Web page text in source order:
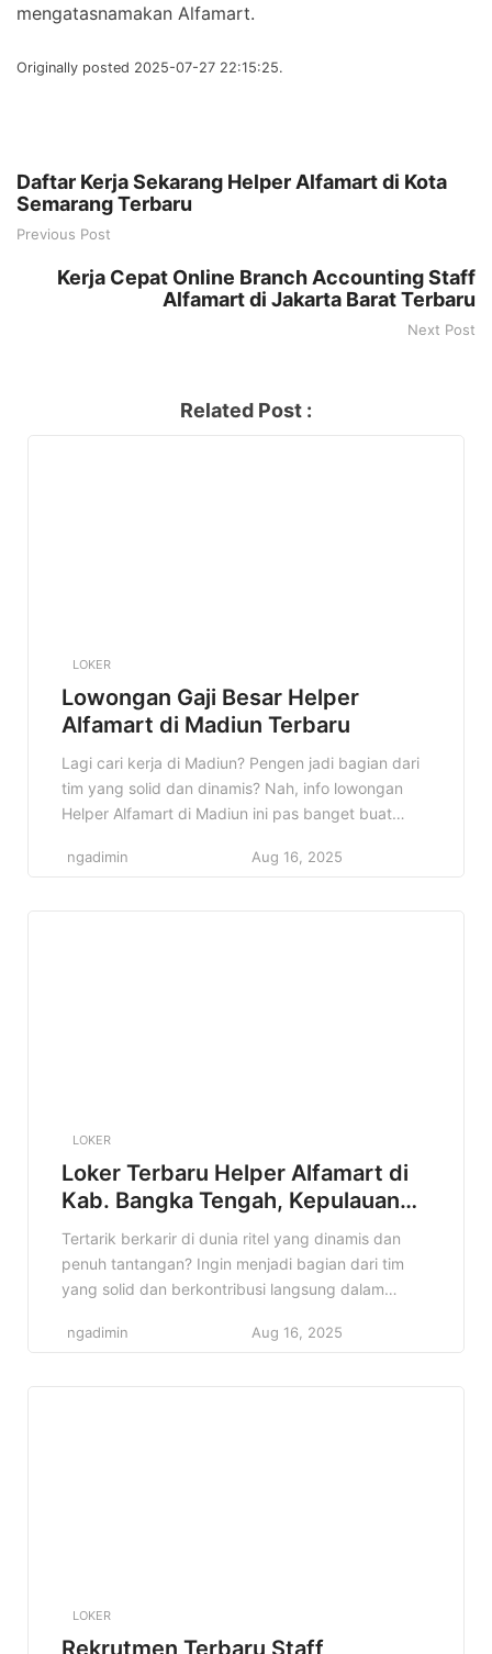
mengatasnamakan Alfamart.
Originally posted 2025-07-27 22:15:25.
Daftar Kerja Sekarang Helper Alfamart di Kota
Semarang Terbaru
Previous Post
Kerja Cepat Online Branch Accounting Staff
Alfamart di Jakarta Barat Terbaru
Next Post
Related Post :
LOKER
Lowongan Gaji Besar Helper
Alfamart di Madiun Terbaru
Lagi cari kerja di Madiun? Pengen jadi bagian dari
tim yang solid dan dinamis? Nah, info lowongan
Helper Alfamart di Madiun ini pas banget buat
Indonesia, lagi buka kesempatan buat kamu yang
ngadimin Aug 16, 2025
LOKER
Loker Terbaru Helper Alfamart di
Kab. Bangka Tengah, Kepulauan
Bangka Belitung Terbaru Tahun
2025
Tertarik berkarir di dunia ritel yang dinamis dan
penuh tantangan? Ingin menjadi bagian dari tim
yang solid dan berkontribusi langsung dalam
Helper Alfamart di Kab. Bangka Tengah, Kepulauan
ngadimin Aug 16, 2025
LOKER
Rekrutmen Terbaru Staff